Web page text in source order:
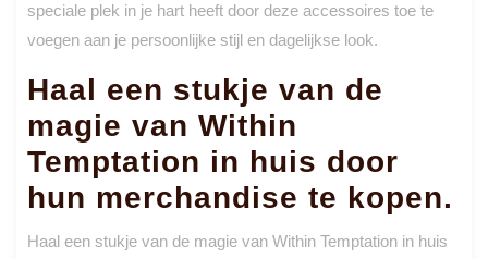
speciale plek in je hart heeft door deze accessoires toe te
voegen aan je persoonlijke stijl en dagelijkse look.
Haal een stukje van de
magie van Within
Temptation in huis door
hun merchandise te kopen.
Haal een stukje van de magie van Within Temptation in huis